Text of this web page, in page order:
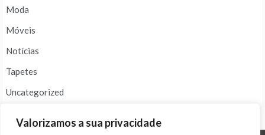
Valorizamos a sua privacidade
Moda
Móveis
Notícias
Tapetes
Uncategorized